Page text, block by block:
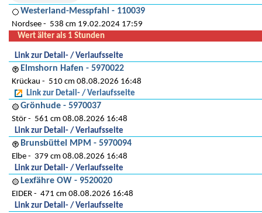
Westerland-Messpfahl - 110039
Nordsee
538 cm 19.02.2024 17:59
Wert älter als 1 Stunden
Link zur Detail- / Verlaufsseite
Elmshorn Hafen - 5970022
Krückau
510 cm 08.08.2026 16:48
Link zur Detail- / Verlaufsseite
Grönhude - 5970037
Stör
561 cm 08.08.2026 16:48
Link zur Detail- / Verlaufsseite
Brunsbüttel MPM - 5970094
Elbe
379 cm 08.08.2026 16:48
Link zur Detail- / Verlaufsseite
Lexfähre OW - 9520020
EIDER
471 cm 08.08.2026 16:48
Link zur Detail- / Verlaufsseite